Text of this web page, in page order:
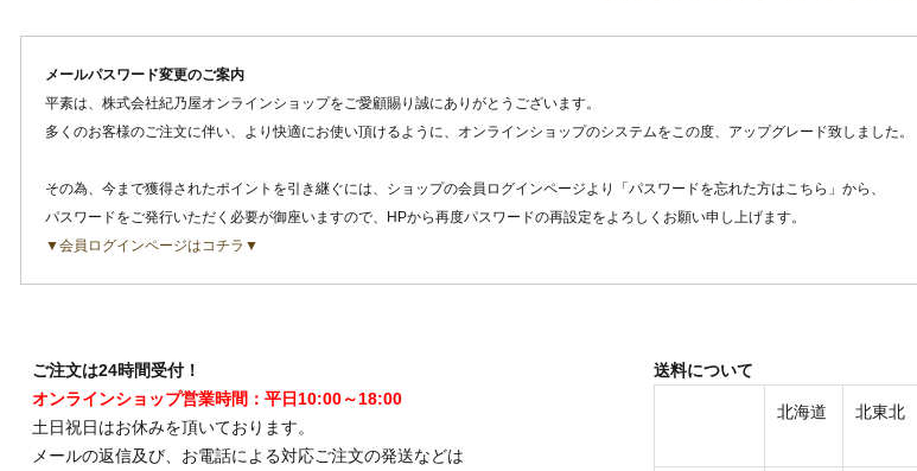
メールパスワード変更のご案内
平素は、株式会社紀乃屋オンラインショップをご愛顧賜り誠にありがとうございます。
多くのお客様のご注文に伴い、より快適にお使い頂けるように、オンラインショップのシステムをこの度、アップグレード致しました。
その為、今まで獲得されたポイントを引き継ぐには、ショップの会員ログインページより「パスワードを忘れた方はこちら」から、
パスワードをご発行いただく必要が御座いますので、HPから再度パスワードの再設定をよろしくお願い申し上げます。
▼会員ログインページはコチラ▼
ご注文は24時間受付！
オンラインショップ営業時間：平日10:00～18:00
土日祝日はお休みを頂いております。
メールの返信及び、お電話による対応ご注文の発送などは
送料について
北海道 北東北